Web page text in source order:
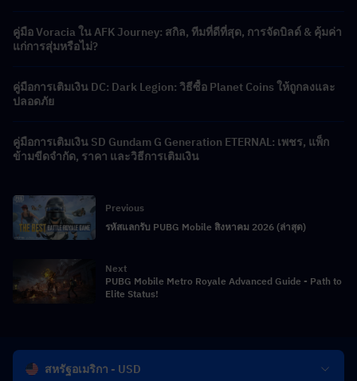
คู่มือ Voracia ใน AFK Journey: สกิล, ทีมที่ดีที่สุด, การจัดบิลด์ & คุ้มค่า
แก่การสุ่มหรือไม่?
คู่มือการเติมเงิน DC: Dark Legion: วิธีซื้อ Planet Coins ให้ถูกลงและ
ปลอดภัย
คู่มือการเติมเงิน SD Gundam G Generation ETERNAL: เพชร, แพ็ก
ข้ามขีดจำกัด, ราคา และวิธีการเติมเงิน
Previous
รหัสแลกรับ PUBG Mobile สิงหาคม 2026 (ล่าสุด)
Next
PUBG Mobile Metro Royale Advanced Guide - Path to
Elite Status!
สหรัฐอเมริกา - USD